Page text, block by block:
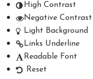
High Contrast
Negative Contrast
Light Background
Links Underline
Readable Font
Reset